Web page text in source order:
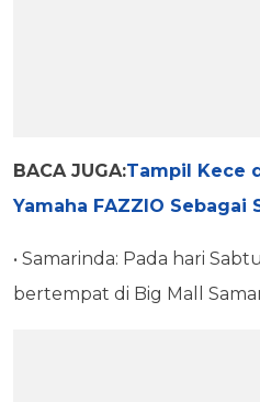
BACA JUGA:Tampil Kece
Yamaha FAZZIO Sebagai
• Samarinda: Pada hari
bertempat di Big Mall